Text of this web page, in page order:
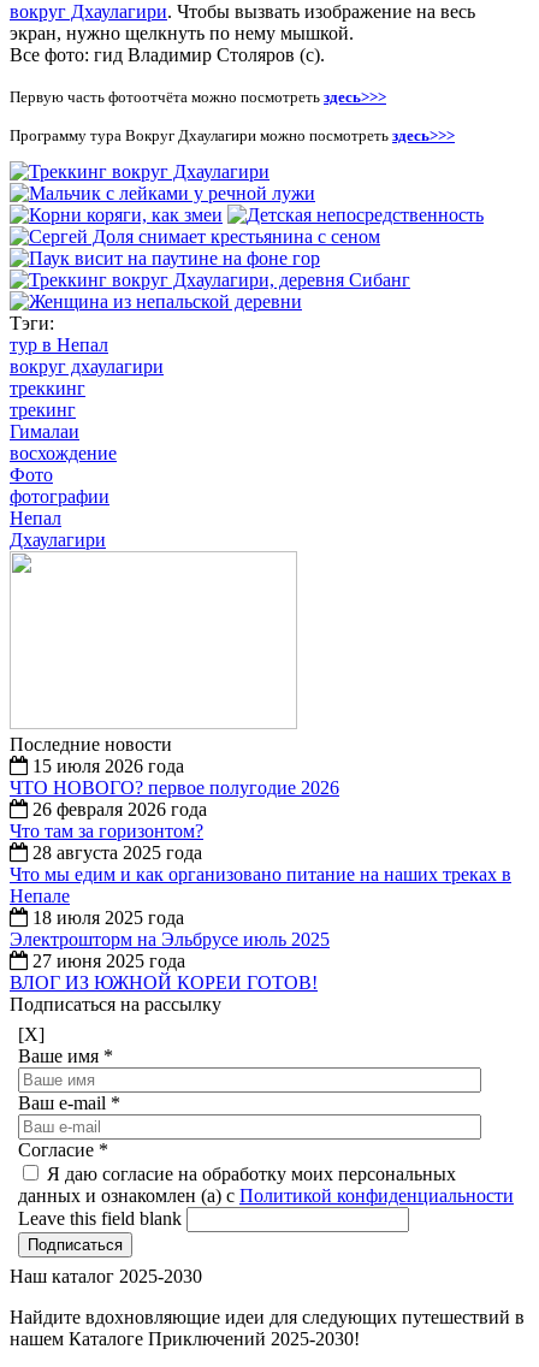
вокруг Дхаулагири. Чтобы вызвать изображение на весь
экран, нужно щелкнуть по нему мышкой.
Все фото: гид Владимир Столяров (с).
Первую часть фотоотчёта можно посмотреть здесь>>>
Программу тура Вокруг Дхаулагири можно посмотреть здесь>>>
Тэги:
тур в Непал
вокруг дхаулагири
треккинг
трекинг
Гималаи
восхождение
Фото
фотографии
Непал
Дхаулагири
Последние новости
15 июля 2026 года
ЧТО НОВОГО? первое полугодие 2026
26 февраля 2026 года
Что там за горизонтом?
28 августа 2025 года
Что мы едим и как организовано питание на наших треках в
Непале
18 июля 2025 года
Электрошторм на Эльбрусе июль 2025
27 июня 2025 года
ВЛОГ ИЗ ЮЖНОЙ КОРЕИ ГОТОВ!
Подписаться на рассылку
[X]
Ваше имя *
Ваш e-mail *
Согласие *
Я даю согласие на обработку моих персональных
данных и ознакомлен (а) с Политикой конфиденциальности
Leave this field blank
Наш каталог 2025-2030
Найдите вдохновляющие идеи для следующих путешествий в
нашем Каталоге Приключений 2025-2030!